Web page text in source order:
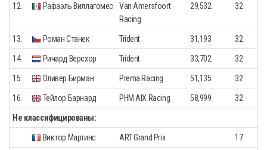
12. Рафаэль Виллагомес
Van Amersfoort
Racing
29,532 32
13. Роман Станек Trident 31,193 32
14. Ричард Версхор Trident 33,702 32
15. Оливер Бирман Prema Racing 51,135 32
16. Тейлор Барнард PHM AIX Racing 58,999 32
Не классифицированы:
Виктор Мартинс ART Grand Prix 17